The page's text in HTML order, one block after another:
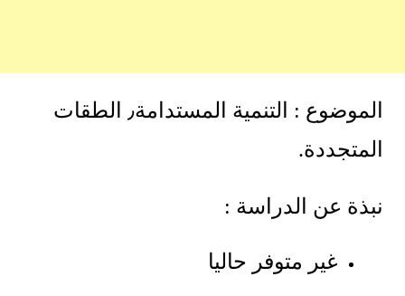
الموضوع : التنمية المستدامة٫ الطقات
المتجددة.
نبذة عن الدراسة :
غير متوفر حاليا